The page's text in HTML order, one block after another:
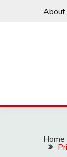
About
Home